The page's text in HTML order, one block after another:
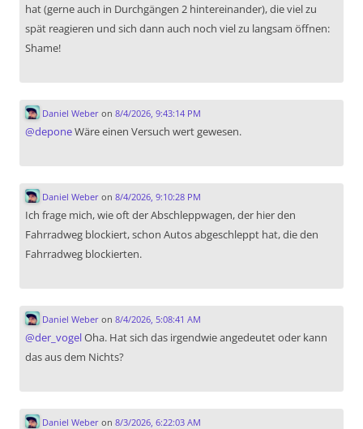
hat (gerne auch in Durchgängen 2 hintereinander), die viel zu
spät reagieren und sich dann auch noch viel zu langsam öffnen:
Shame!
Daniel Weberon 8/4/2026, 9:43:14 PM
@deponeWäre einen Versuch wert gewesen.
Daniel Weberon 8/4/2026, 9:10:28 PM
Ich frage mich, wie oft der Abschleppwagen, der hier den
Fahrradweg blockiert, schon Autos abgeschleppt hat, die den
Fahrradweg blockierten.
Daniel Weberon 8/4/2026, 5:08:41 AM
@der_vogelOha. Hat sich das irgendwie angedeutet oder kann
das aus dem Nichts?
Daniel Weberon 8/3/2026, 6:22:03 AM